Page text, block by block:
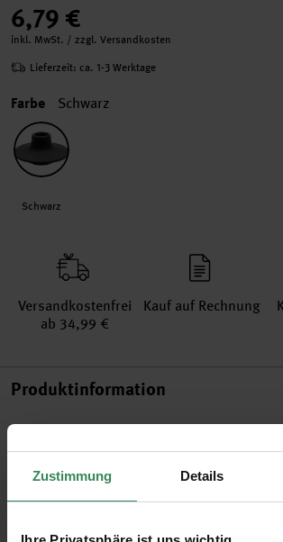
Zustimmung Details
6,79 €
inkl. MwSt. / zzgl. Versandkosten
Lieferzeit: ca. 1-3 Werktage
Farbe Schwarz
Schwarz
Versand­kosten­frei
ab 34,99 €
Kauf auf Rechnung
Produktinformation
Material Porzellan
Größe 9x9x4,8cm
700060